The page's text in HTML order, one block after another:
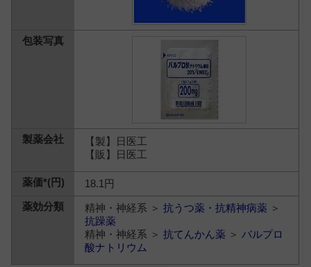
【製】日医工
【販】日医工
18.1円
精神・神経系 ＞抗うつ薬・抗精神病薬 ＞
抗躁薬
精神・神経系 ＞抗てんかん薬 ＞ バルプロ
酸ナトリウム